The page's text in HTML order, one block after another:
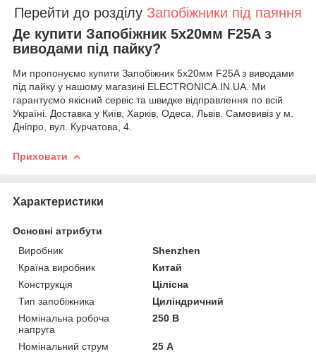
Перейти до розділу Запобіжники під паяння
Де купити Запобіжник 5х20мм F25A з
виводами під пайку?
Ми пропонуємо купити Запобіжник 5х20мм F25A з виводами
під пайку у нашому магазині ELECTRONICA.IN.UA. Ми
гарантуємо якісний сервіс та швидке відправлення по всій
Україні. Доставка у Київ, Харків, Одеса, Львів. Самовивіз у м.
Дніпро, вул. Курчатова, 4.
Приховати
Характеристики
Основні атрибути
Виробник
Shenzhen
Країна виробник
Китай
Конструкція
Цілісна
Тип запобіжника
Циліндричний
Номінальна робоча
напруга
250 В
Номінальний струм
25 А